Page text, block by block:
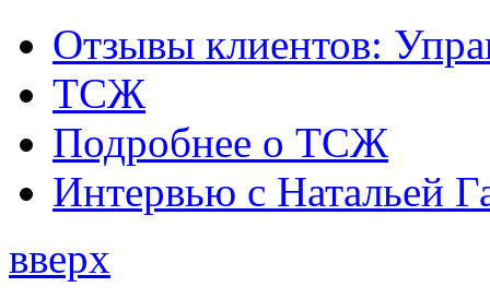
Отзывы клиентов:
ТСЖ
Подробнее о ТСЖ
Интервью с Натальей
вверх